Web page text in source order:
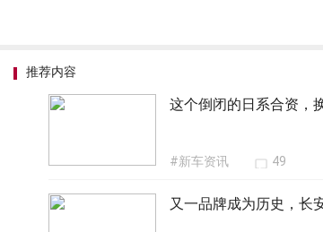
推荐内容
这个倒闭的日系合资，
#新车资讯 49
又一品牌成为历史，长